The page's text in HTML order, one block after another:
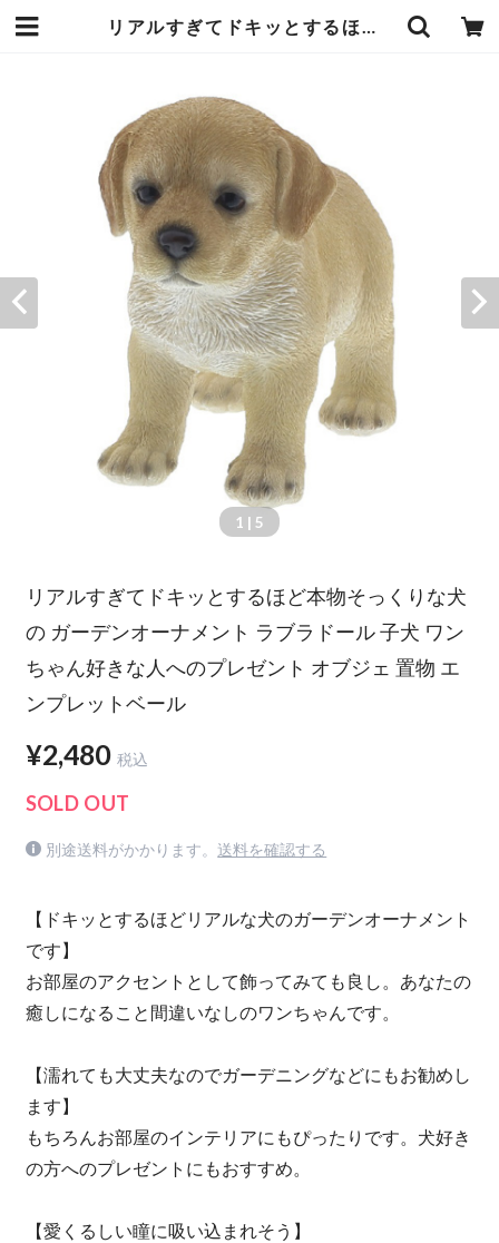
リアルすぎてドキッとするほど本物そっくりな犬の ガーデンオーナメント ラブラドール 子犬 ワンちゃん好きな人へのプレゼント オブジェ 置物 エンプレットベール | エンジュール
1 | 5
リアルすぎてドキッとするほど本物そっくりな犬
の ガーデンオーナメント ラブラドール 子犬 ワン
ちゃん好きな人へのプレゼント オブジェ 置物 エ
ンプレットベール
¥2,480 税込
SOLD OUT
別途送料がかかります。 送料を確認する
【ドキッとするほどリアルな犬のガーデンオーナメント
です】
お部屋のアクセントとして飾ってみても良し。あなたの
癒しになること間違いなしのワンちゃんです。
【濡れても大丈夫なのでガーデニングなどにもお勧めし
ます】
もちろんお部屋のインテリアにもぴったりです。犬好き
の方へのプレゼントにもおすすめ。
【愛くるしい瞳に吸い込まれそう】